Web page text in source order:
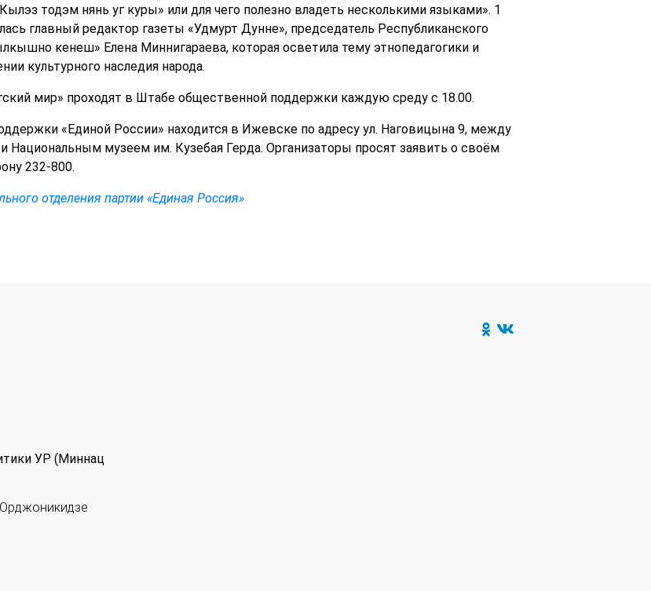
тодэм нянь уг куры» или для чего полезно владеть несколькими языками». 1
главный редактор газеты «Удмурт Дунне», председатель Республиканского
кенеш» Елена Миннигараева, которая осветила тему этнопедагогики и
культурного наследия народа.
мир» проходят в Штабе общественной поддержки каждую среду с 18.00.
«Единой России» находится в Ижевске по адресу ул. Наговицына 9, между
Национальным музеем им. Кузебая Герда. Организаторы просят заявить о своём
232-800.
отделения партии «Единая Россия»
УР (Миннац